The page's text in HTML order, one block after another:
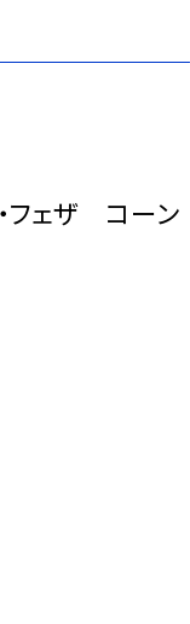
フェザ コーン